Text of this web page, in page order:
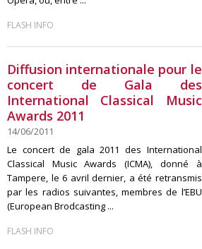
FLASH INFO
Diffusion internationale pour le
concert de Gala des
International Classical Music
Awards 2011
14/06/2011
Le concert de gala 2011 des International
Classical Music Awards (ICMA), donné à
Tampere, le 6 avril dernier, a été retransmis
par les radios suivantes, membres de l’EBU
(European Brodcasting ...
FLASH INFO